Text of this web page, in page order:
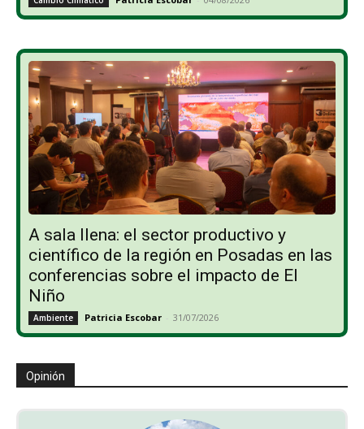
A sala llena: el sector productivo y
científico de la región en Posadas en las
conferencias sobre el impacto de El
Niño
Ambiente Patricia Escobar - 31/07/2026
Opinión